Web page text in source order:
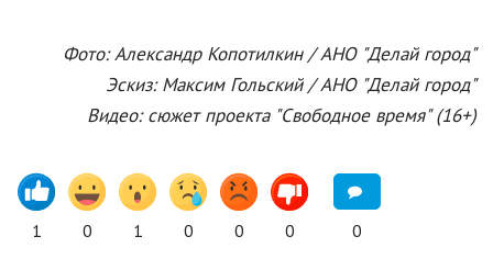
Фото: Александр Копотилкин / АНО "Делай город"
Эскиз: Максим Гольский / АНО "Делай город"
Видео: сюжет проекта "Свободное время" (16+)
1 0 1 0 0 0 0